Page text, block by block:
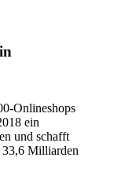
Onlineshops
ein
und schafft
33,6 Milliarden